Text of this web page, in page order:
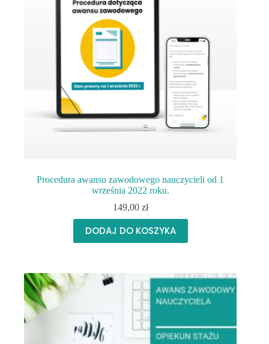
Procedura awansu zawodowego nauczycieli od 1
września 2022 roku.
149,00 zł
DODAJ DO KOSZYKA